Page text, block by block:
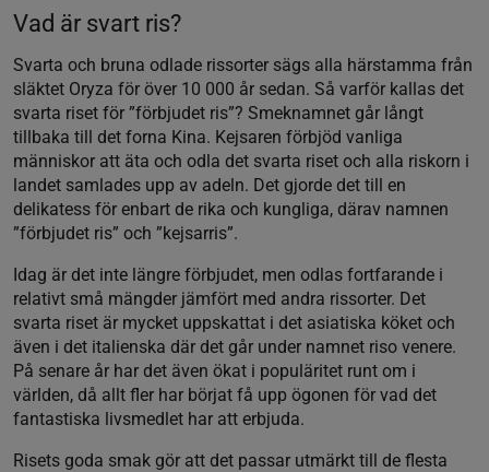
Vad är svart ris?
Svarta och bruna odlade rissorter sägs alla härstamma från
släktet Oryza för över 10 000 år sedan. Så varför kallas det
svarta riset för ”förbjudet ris”? Smeknamnet går långt
tillbaka till det forna Kina. Kejsaren förbjöd vanliga
människor att äta och odla det svarta riset och alla riskorn i
landet samlades upp av adeln. Det gjorde det till en
delikatess för enbart de rika och kungliga, därav namnen
”förbjudet ris” och ”kejsarris”.
Idag är det inte längre förbjudet, men odlas fortfarande i
relativt små mängder jämfört med andra rissorter. Det
svarta riset är mycket uppskattat i det asiatiska köket och
även i det italienska där det går under namnet riso venere.
På senare år har det även ökat i populäritet runt om i
världen, då allt fler har börjat få upp ögonen för vad det
fantastiska livsmedlet har att erbjuda.
Risets goda smak gör att det passar utmärkt till de flesta